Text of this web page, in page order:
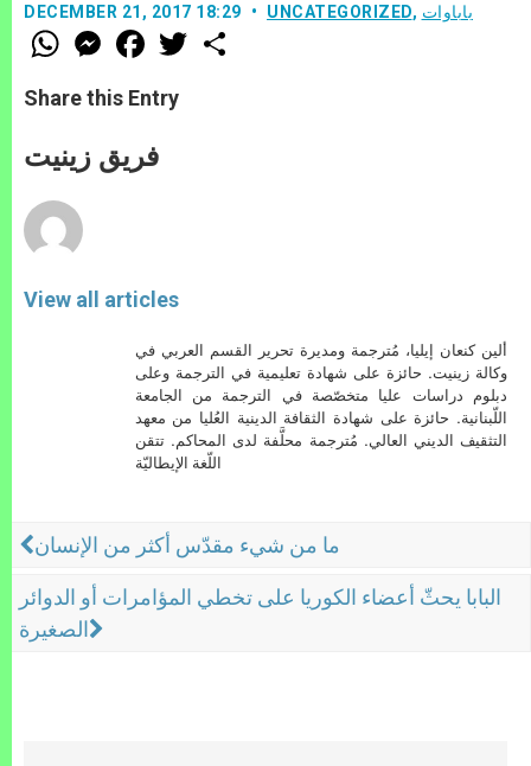
DECEMBER 21, 2017 18:29 UNCATEGORIZED, باباوات
W
h
t
s
p
p
M
e
s
e
g
e
F
a
e
b
o
k
w
Share this Entry
فريق زينيت
View all articles
ألين كنعان إيليا، مُترجمة ومديرة تحرير القسم العربي في
وكالة زينيت. حائزة على شهادة تعليمية في الترجمة وعلى
دبلوم دراسات عليا متخصّصة في الترجمة من الجامعة
اللّبنانية. حائزة على شهادة الثقافة الدينية العُليا من معهد
التثقيف الديني العالي. مُترجمة محلَّفة لدى المحاكم. تتقن
اللّغة الإيطاليّة
ما من شيء مقدّس أكثر من الإنسان
البابا يحثّ أعضاء الكوريا على تخطي المؤامرات أو الدوائر
الصغيرة